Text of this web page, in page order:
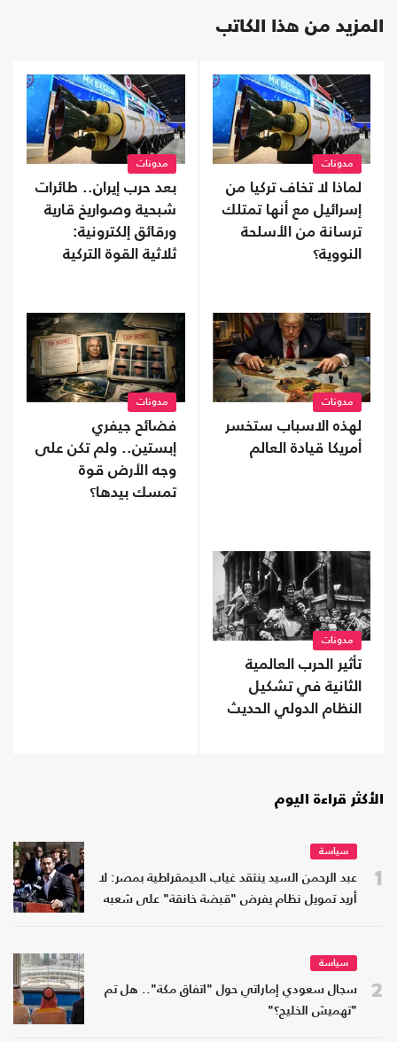
المزيد من هذا الكاتب
مدونات
لماذا لا تخاف تركيا من
إسرائيل مع أنها تمتلك
ترسانة من الأسلحة
النووية؟
مدونات
بعد حرب إيران.. طائرات
شبحية وصواريخ قارية
ورقائق إلكترونية:
ثلاثية القوة التركية
مدونات
لهذه الاسباب ستخسر
أمريكا قيادة العالم
مدونات
فضائح جيفري
إبستين.. ولم تكن على
وجه الأرض قوة
تمسك بيدها؟
مدونات
تأثير الحرب العالمية
الثانية في تشكيل
النظام الدولي الحديث
الأكثر قراءة اليوم
1
سياسة
عبد الرحمن السيد ينتقد غياب الديمقراطية بمصر: لا
أريد تمويل نظام يفرض "قبضة خانقة" على شعبه
2
سياسة
سجال سعودي إماراتي حول "اتفاق مكة".. هل تم
"تهميش الخليج؟"